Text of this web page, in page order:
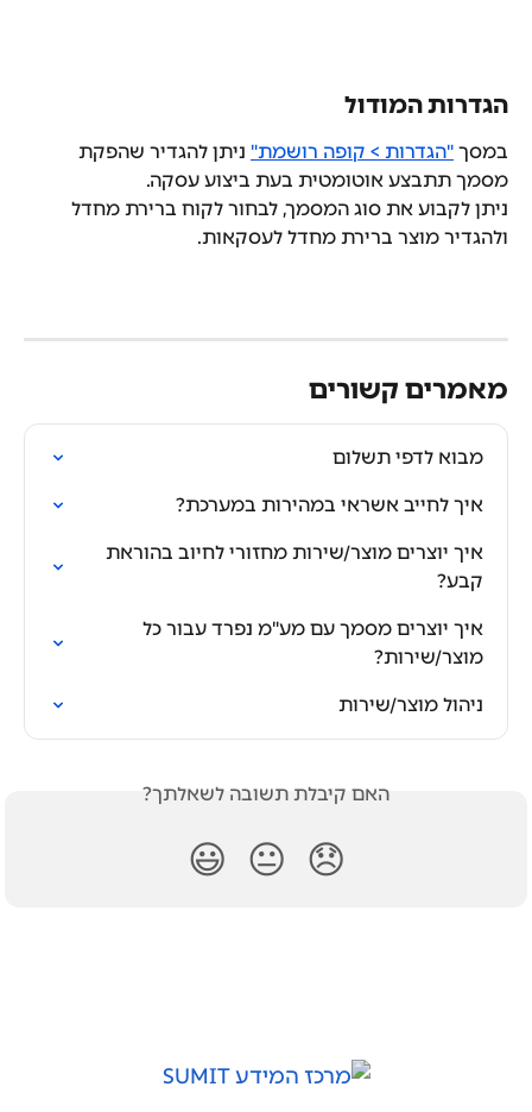
הגדרות המודול
במסך "הגדרות > קופה רושמת" ניתן להגדיר שהפקת
מסמך תתבצע אוטומטית בעת ביצוע עסקה.
ניתן לקבוע את סוג המסמך, לבחור לקוח ברירת מחדל
ולהגדיר מוצר ברירת מחדל לעסקאות.
מאמרים קשורים
מבוא לדפי תשלום
איך לחייב אשראי במהירות במערכת?
איך יוצרים מוצר/שירות מחזורי לחיוב בהוראת
קבע?
איך יוצרים מסמך עם מע"מ נפרד עבור כל
מוצר/שירות?
ניהול מוצר/שירות
האם קיבלת תשובה לשאלתך?
😞
😐
😃